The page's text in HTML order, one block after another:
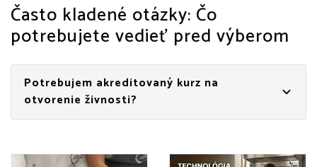
Často kladené otázky: Čo
potrebujete vedieť pred výberom
Potrebujem akreditovaný kurz na
otvorenie živnosti?